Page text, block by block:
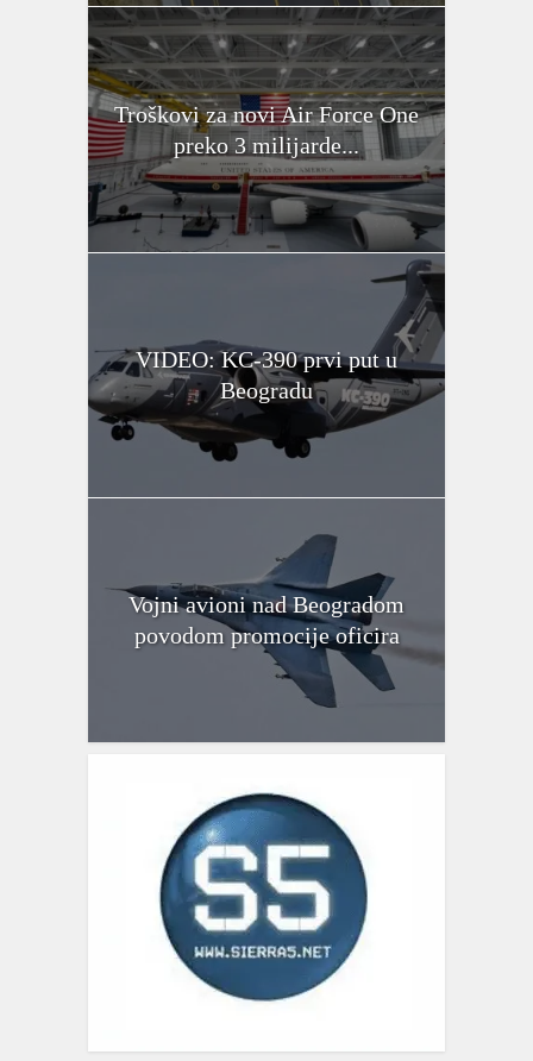
Troškovi za novi Air Force One
preko 3 milijarde...
VIDEO: KC-390 prvi put u
Beogradu
Vojni avioni nad Beogradom
povodom promocije oficira